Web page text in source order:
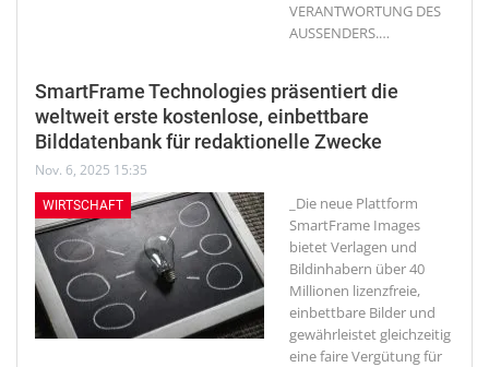
VERANTWORTUNG DES
AUSSENDERS.…
SmartFrame Technologies präsentiert die
weltweit erste kostenlose, einbettbare
Bilddatenbank für redaktionelle Zwecke
Nov. 6, 2025 15:35
WIRTSCHAFT
_Die neue Plattform
SmartFrame Images
bietet Verlagen und
Bildinhabern über 40
Millionen lizenzfreie,
einbettbare Bilder und
gewährleistet gleichzeitig
eine faire Vergütung für